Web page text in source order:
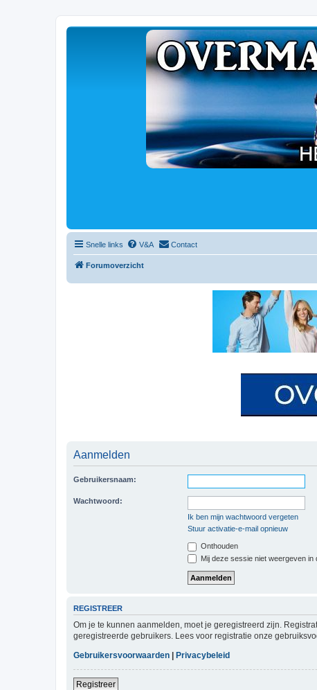
Snelle links V&A Contact
Forumoverzicht
Aanmelden
Gebruikersnaam:
Wachtwoord:
Ik ben mijn wachtwoord vergeten
Stuur activatie-e-mail opnieuw
Onthouden
Mij deze sessie niet weergeven in
REGISTREER
Om je te kunnen aanmelden, moet je geregistreerd zijn.
geregistreerde gebruikers. Lees voor registratie onze
Gebruikersvoorwaarden | Privacybeleid
Registreer